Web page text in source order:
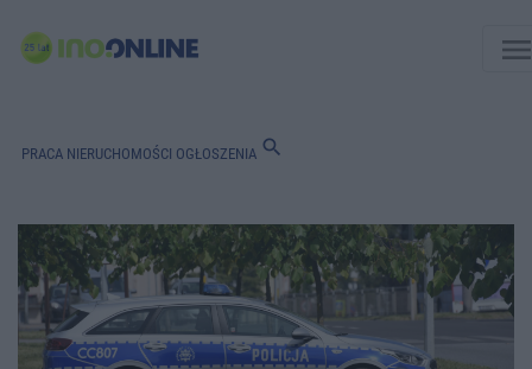
PRACA NIERUCHOMOŚCI OGŁOSZENIA search